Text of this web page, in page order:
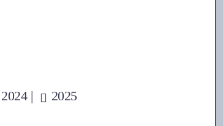
| 2025